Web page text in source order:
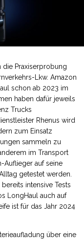
die Praxiserprobung
Lkw. Amazon
schon ab 2023 im
haben dafür jeweils
Trucks
Rhenus wird
zum Einsatz
sammeln zu
im Transport
Auflieger auf seine
getestet werden.
intensive Tests
LongHaul auch auf
ist für das Jahr 2024
über eine